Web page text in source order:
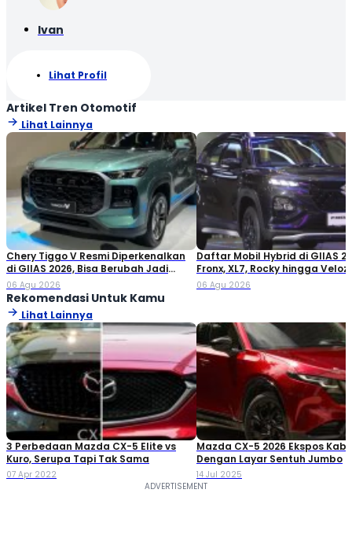
Ivan
Lihat Profil
Artikel Tren Otomotif
Lihat Lainnya
Chery Tiggo V Resmi Diperkenalkan
di GIIAS 2026, Bisa Berubah Jadi
Double Cabin
06 Agu 2026
Daftar Mobil Hybrid di GIIAS
Fronx, XL7, Rocky hingga Veloz!
06 Agu 2026
Rekomendasi Untuk Kamu
Lihat Lainnya
3 Perbedaan Mazda CX-5 Elite vs
Kuro, Serupa Tapi Tak Sama
07 Apr 2022
Mazda CX-5 2026 Ekspos
Dengan Layar Sentuh Jumbo
14 Jul 2025